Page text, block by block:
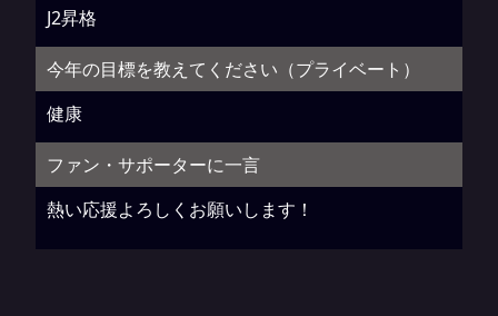
J2昇格
今年の目標を教えてください（プライベート）
健康
ファン・サポーターに一言
熱い応援よろしくお願いします！